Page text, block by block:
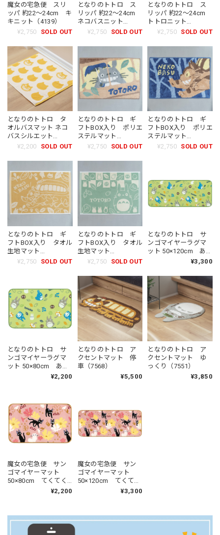
魔女の宅急便 スリ
ッパ 約22〜24cm キ
キニット（4139）
¥2,750
SOLD OUT
となりのトトロ ス
リッパ 約22〜24cm
ネコバスニット
（4115）
¥2,750 SOLD OUT
となりのトトロ ス
リッパ 約22〜24cm
トトロニット
（4108）
¥2,750 SOLD OUT
となりのトトロ タ
オルバスマット ネコ
バスシルエット
（9132）
¥2,200 SOLD OUT
となりのトトロ ギ
フトBOX入り ポリエ
ステルマット
40×60cm バス乗り
¥2,750 SOLD OUT
となりのトトロ ギ
フトBOX入り ポリエ
ステルマット
40×60cm 木立とネ
¥2,750 SOLD OUT
となりのトトロ ギ
フトBOX入り タオル
生地マット
40×60cm どんどん
¥2,750 SOLD OUT
となりのトトロ ギ
フトBOX入り タオル
生地マット
40×60cm おだやか
¥2,750 SOLD OUT
となりのトトロ サ
ンゴマイヤーラグマ
ット 50×120cm あち
こちトトロ（5549）
¥3,300
となりのトトロ サ
ンゴマイヤーラグマ
ット 50×80cm あち
こちトトロ（5532）
¥2,200
となりのトトロ ア
クセントマット 停
車（7568）
¥5,500
となりのトトロ ア
クセントマット ゆ
っくり（7551）
¥3,850
魔女の宅急便 サン
ゴマイヤーマット
50×80cm てくてく
¥2,200
魔女の宅急便 サン
ゴマイヤーマット
50×120cm てくてく
¥3,300